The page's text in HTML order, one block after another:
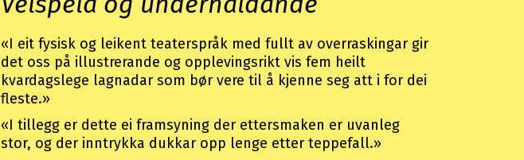
«I eit fysisk og leikent teaterspråk med fullt av overraskingar gir
det oss på illustrerande og opplevingsrikt vis fem heilt
kvardagslege lagnadar som bør vere til å kjenne seg att i for dei
fleste.»
«I tillegg er dette ei framsyning der ettersmaken er uvanleg
stor, og der inntrykka dukkar opp lenge etter teppefall.»